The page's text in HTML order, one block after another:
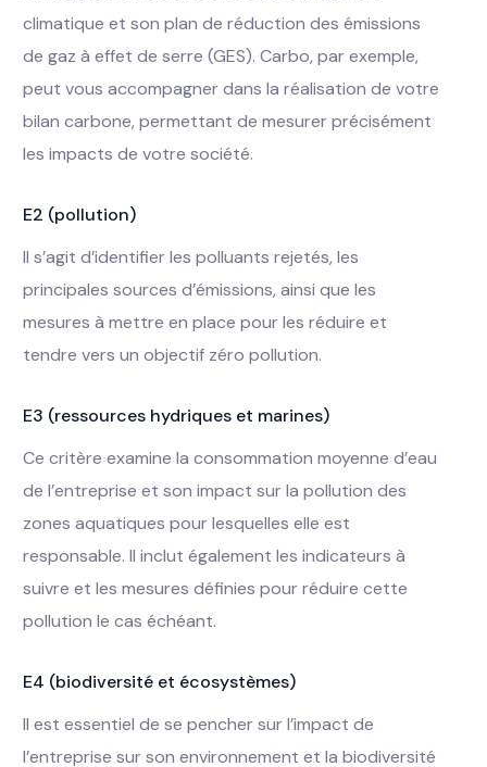
climatique et son plan de réduction des émissions
de gaz à effet de serre (GES). Carbo, par exemple,
peut vous accompagner dans la réalisation de votre
bilan carbone, permettant de mesurer précisément
les impacts de votre société.
E2 (pollution)
Il s’agit d’identifier les polluants rejetés, les
principales sources d’émissions, ainsi que les
mesures à mettre en place pour les réduire et
tendre vers un objectif zéro pollution.
E3 (ressources hydriques et marines)
Ce critère examine la consommation moyenne d’eau
de l’entreprise et son impact sur la pollution des
zones aquatiques pour lesquelles elle est
responsable. Il inclut également les indicateurs à
suivre et les mesures définies pour réduire cette
pollution le cas échéant.
E4 (biodiversité et écosystèmes)
Il est essentiel de se pencher sur l’impact de
l’entreprise sur son environnement et la biodiversité